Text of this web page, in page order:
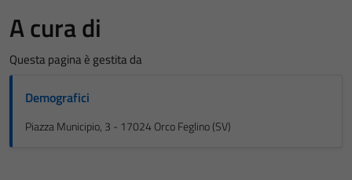
A cura di
Questa pagina è gestita da
Demografici
Piazza Municipio, 3 - 17024 Orco Feglino (SV)